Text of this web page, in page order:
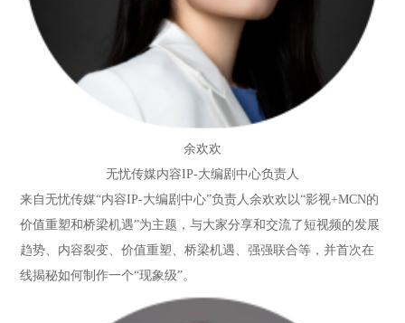
余欢欢
无忧传媒内容IP-大编剧中心负责人
来自无忧传媒“内容IP-大编剧中心”负责人余欢欢以“影视+MCN的
价值重塑和桥梁机遇”为主题，与大家分享和交流了短视频的发展
趋势、内容裂变、价值重塑、桥梁机遇、强强联合等，并首次在
线揭秘如何制作一个“现象级”。